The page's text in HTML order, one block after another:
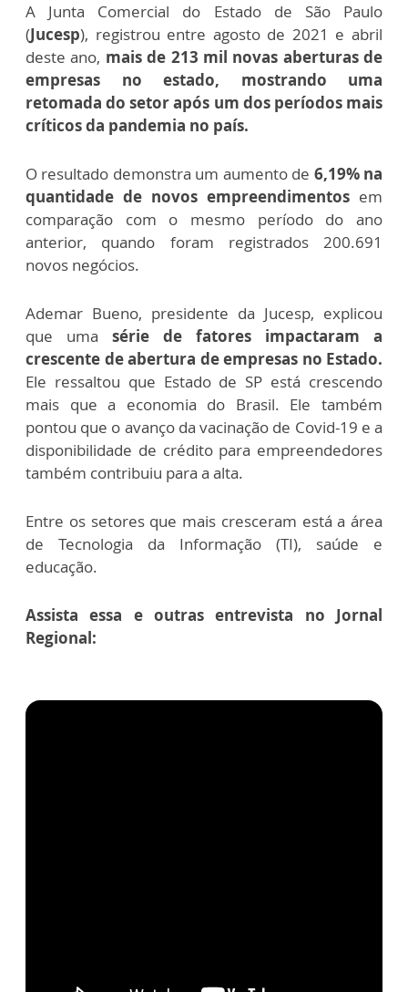
A Junta Comercial do Estado de São Paulo
(Jucesp), registrou entre agosto de 2021 e abril
deste ano, mais de 213 mil novas aberturas de
empresas no estado, mostrando uma
retomada do setor após um dos períodos mais
críticos da pandemia no país.
O resultado demonstra um aumento de 6,19% na
quantidade de novos empreendimentos em
comparação com o mesmo período do ano
anterior, quando foram registrados 200.691
novos negócios.
Ademar Bueno, presidente da Jucesp, explicou
que uma série de fatores impactaram a
crescente de abertura de empresas no Estado.
Ele ressaltou que Estado de SP está crescendo
mais que a economia do Brasil. Ele também
pontou que o avanço da vacinação de Covid-19 e a
disponibilidade de crédito para empreendedores
também contribuiu para a alta.
Entre os setores que mais cresceram está a área
de Tecnologia da Informação (TI), saúde e
educação.
Assista essa e outras entrevista no Jornal
Regional: